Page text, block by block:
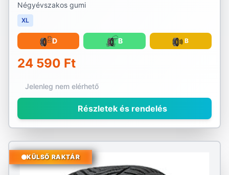
Négyévszakos gumi
XL
D B B
24 590 Ft
Jelenleg nem elérhető
Részletek és rendelés
KÜLSŐ RAKTÁR